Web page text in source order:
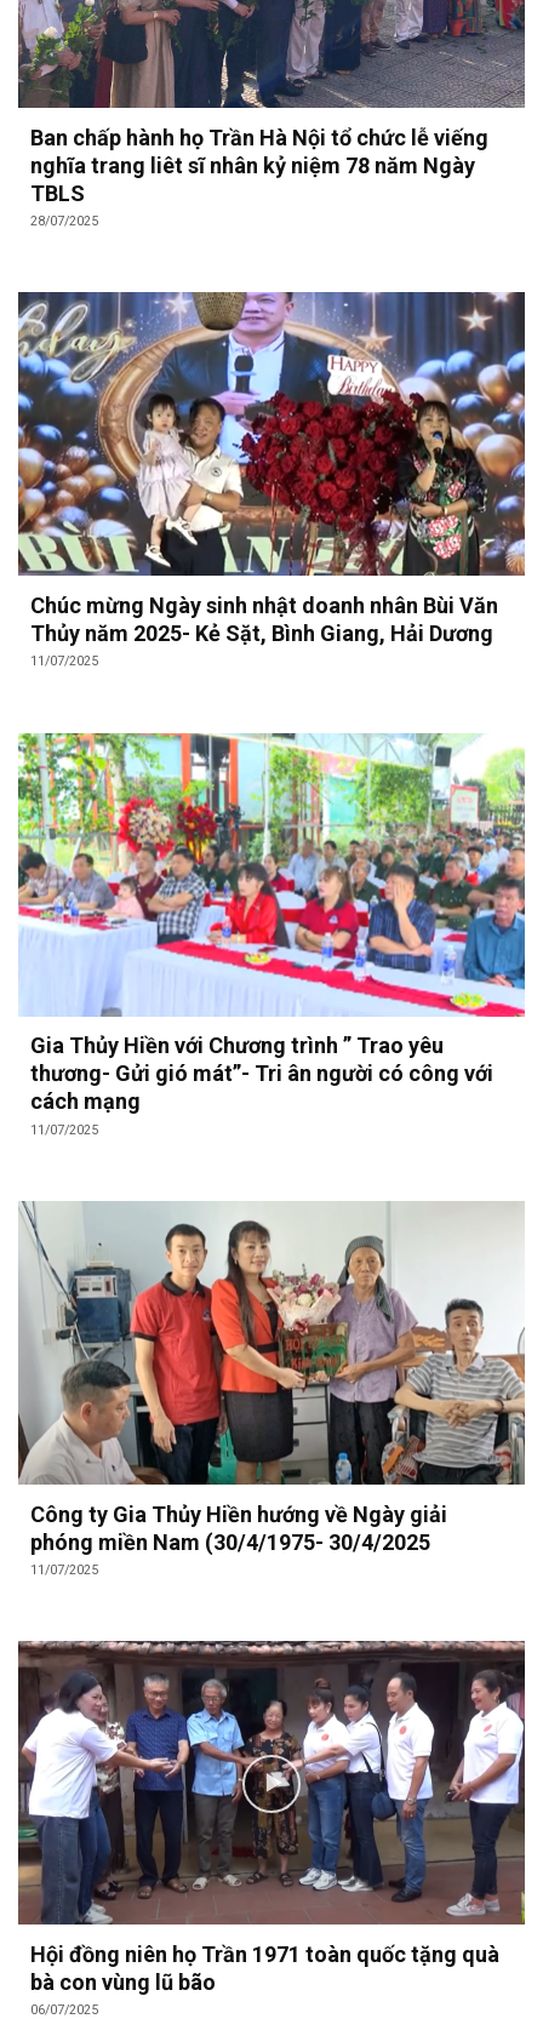
Ban chấp hành họ Trần Hà Nội tổ chức lễ viếng
nghĩa trang liêt sĩ nhân kỷ niệm 78 năm Ngày
TBLS
28/07/2025
Chúc mừng Ngày sinh nhật doanh nhân Bùi Văn
Thủy năm 2025- Kẻ Sặt, Bình Giang, Hải Dương
11/07/2025
Gia Thủy Hiền với Chương trình ” Trao yêu
thương- Gửi gió mát”- Tri ân người có công với
cách mạng
11/07/2025
Công ty Gia Thủy Hiền hướng về Ngày giải
phóng miền Nam (30/4/1975- 30/4/2025
11/07/2025
Hội đồng niên họ Trần 1971 toàn quốc tặng quà
bà con vùng lũ bão
06/07/2025